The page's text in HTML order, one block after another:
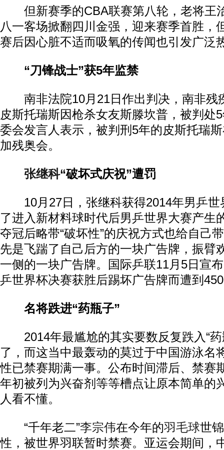
但新赛季的CBA联赛第八轮，老将王
八一客场掀翻四川金强，迎来赛季首胜，
赛后因心脏不适而吸氧的传闻也引发广泛
“刀锋战士”获5年监禁
南非法院10月21日作出判决，南非残
皮斯托瑞斯因枪杀女友斯滕坎普，被判处
委会发言人表示，被判刑5年的皮斯托瑞
加残奥会。
张继科“破坏式庆祝”遭罚
10月27日，张继科获得2014年男乒世
了进入新材料球时代后男乒世界大赛产生
夺冠后略带“破坏性”的庆祝方式也给自己
先是飞踹了自己后方的一块广告牌，振臂
一侧的一块广告牌。国际乒联11月5日宣
乒世界杯决赛获胜后踢坏广告牌而遭到
名将跌进“药瓶子”
2014年最尴尬的其实要数反复跌入“药
了，而这当中最轰动的莫过于中国游泳名
性已禁赛期满一事。公布时间滞后、禁赛
年初被列为兴奋剂等等槽点让原本简单的
人看不懂。
“千年老二”李宗伟在今年的羽毛球世
性，被世界羽联暂时禁赛。亚运会期间，